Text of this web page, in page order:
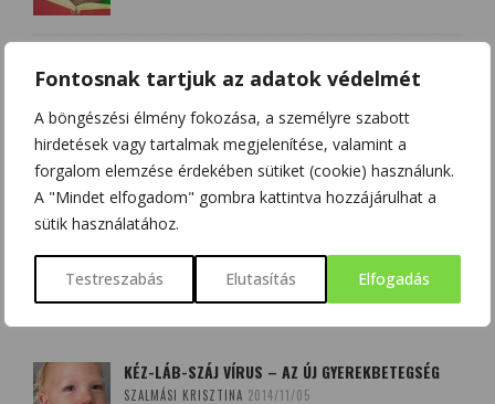
Fontosnak tartjuk az adatok védelmét
A böngészési élmény fokozása, a személyre szabott
hirdetések vagy tartalmak megjelenítése, valamint a
forgalom elemzése érdekében sütiket (cookie) használunk.
A "Mindet elfogadom" gombra kattintva hozzájárulhat a
sütik használatához.
Testreszabás Elutasítás Elfogadás
TUDOMÁNYPLÁZA 2017/05/05
LEGOLVASOTTABB
CIKKEINK
KÉZ-LÁB-SZÁJ VÍRUS – AZ ÚJ GYEREKBETEGSÉG
SZALMÁSI KRISZTINA 2014/11/05